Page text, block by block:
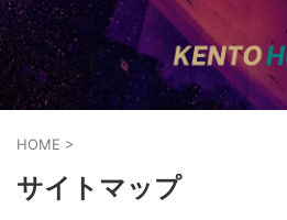
HOME >
サイトマップ